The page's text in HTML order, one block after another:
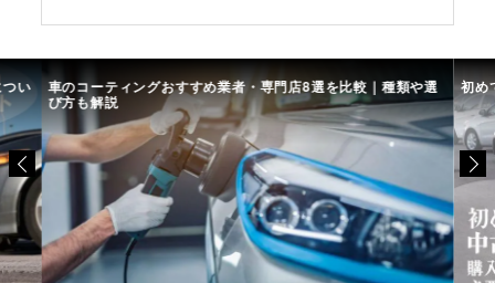
い 車のコーティングおすすめ業者・専門店8選を比較｜種類や選
び方も解説
初め